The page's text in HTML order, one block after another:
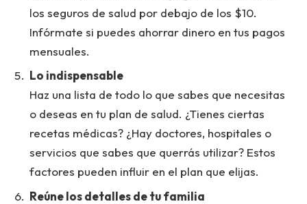
los seguros de salud por debajo de los $10.
Infórmate si puedes ahorrar dinero en tus pagos
mensuales.
Lo indispensable
Haz una lista de todo lo que sabes que necesitas
o deseas en tu plan de salud. ¿Tienes ciertas
recetas médicas? ¿Hay doctores, hospitales o
servicios que sabes que querrás utilizar? Estos
factores pueden influir en el plan que elijas.
Reúne los detalles de tu familia